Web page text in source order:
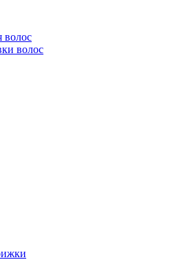
волос
волос